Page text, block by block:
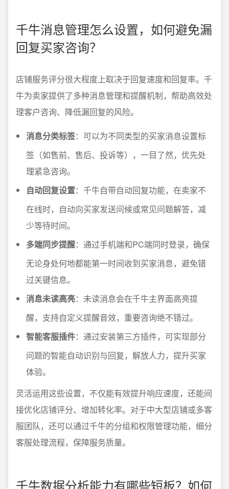
千牛消息管理怎么设置，如何避免漏
回复买家咨询？
店铺服务评分很大程度上取决于回复速度和回复率。千
牛为卖家提供了多种消息管理和提醒机制，帮助高效处
理客户咨询、降低漏回复的风险。
消息分类标签：可以为不同类型的买家消息设置标
签（如售前、售后、投诉等），一目了然，优先处
理紧急咨询。
自动回复设置：千牛自带自动回复功能，在卖家不
在线时，自动向买家发送问候或常见问题解答，减
少等待时间。
多端同步提醒：通过手机端和PC端同时登录，确保
无论身处何地都能第一时间收到买家消息，避免错
过关键信息。
消息未读高亮：未读消息会在千牛主界面高亮提
醒，支持自定义提醒音效，重要咨询绝不错过。
智能客服插件：通过安装第三方插件，可实现部分
问题的智能自动识别与回复，解放人力，提升买家
体验。
灵活运用这些设置，不仅能有效提升响应速度，还能间
接优化店铺评分、增加转化率。对于中大型店铺或多客
服团队，还可以通过千牛的分组和权限管理功能，细分
客服处理流程，保障服务质量。
千牛数据分析能力有哪些短板？如何